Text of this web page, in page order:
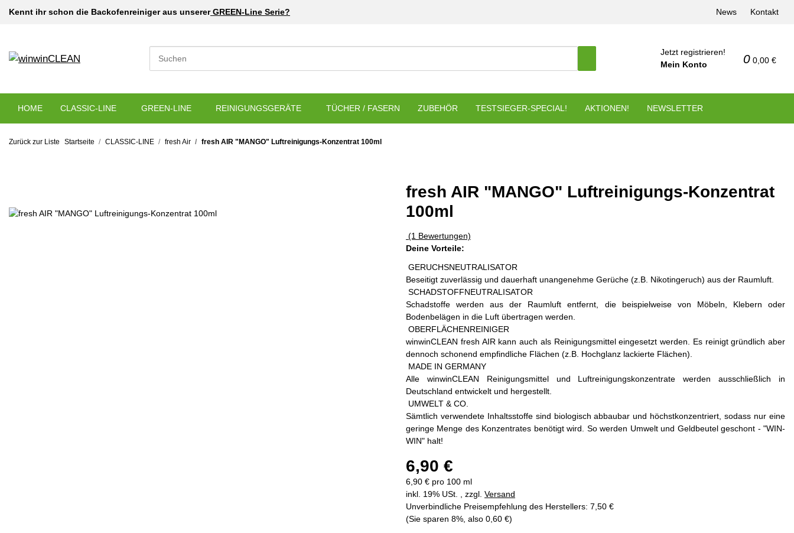
News Kontakt
Kennt ihr schon die Backofenreiniger aus unsererGREEN-Line Serie?
Jetzt registrieren!
Mein Konto
0 0,00 €
CLASSIC-LINE GREEN-LINE REINIGUNGSGERÄTE TÜCHER / FASERN ZUBEHÖR TESTSIEGER-SPECIAL! AKTIONEN!
HOME NEWSLETTER
Zurück zur Liste Startseite CLASSIC-LINE fresh Air fresh AIR "MANGO" Luftreinigungs-Konzentrat 100ml
fresh AIR "MANGO" Luftreinigungs-Konzentrat
100ml
(1 Bewertungen)
Deine Vorteile:
GERUCHSNEUTRALISATOR
Beseitigt zuverlässig und dauerhaft unangenehme Gerüche (z.B. Nikotingeruch) aus der Raumluft.
SCHADSTOFFNEUTRALISATOR
Schadstoffe werden aus der Raumluft entfernt, die beispielweise von Möbeln, Klebern oder
Bodenbelägen in die Luft übertragen werden.
OBERFLÄCHENREINIGER
winwinCLEAN fresh AIR kann auch als Reinigungsmittel eingesetzt werden. Es reinigt gründlich aber
dennoch schonend empfindliche Flächen (z.B. Hochglanz lackierte Flächen).
MADE IN GERMANY
Alle winwinCLEAN Reinigungsmittel und Luftreinigungskonzentrate werden ausschließlich in
Deutschland entwickelt und hergestellt.
UMWELT & CO.
Sämtlich verwendete Inhaltsstoffe sind biologisch abbaubar und höchstkonzentriert, sodass nur eine
geringe Menge des Konzentrates benötigt wird. So werden Umwelt und Geldbeutel geschont - "WIN-
WIN" halt!
6,90 €
6,90 € pro 100 ml
inkl. 19% USt. , zzgl. Versand
Unverbindliche Preisempfehlung des Herstellers: 7,50 €
(Sie sparen 8% , also 0,60 €)